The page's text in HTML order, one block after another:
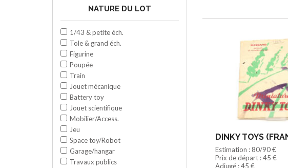
NATURE DU LOT
1/43 & petite éch.
Tole & grand éch.
Figurine
Poupée
Train
Jouet mécanique
Battery toy
Jouet scientifique
Mobilier/Access.
Jeu
Space toy/Robot
Garage/hangar
Travaux publics
DINKY TOYS
Estimation : 80/90 €
Prix de départ : 45 €
Adjugé : 45 €